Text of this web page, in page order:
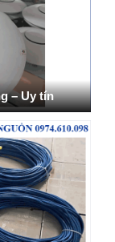
– Uy tín